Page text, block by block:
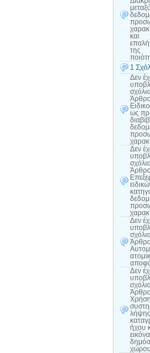
και
της
1
Δεν
ως
Δεν
Δεν
Δεν
Χρήση
λήψης
ήχου